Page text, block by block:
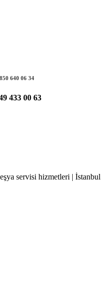
640 06 34
433 00 63
servisi hizmetleri | İstanbul